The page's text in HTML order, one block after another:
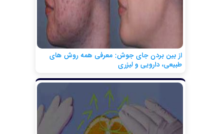
از بین بردن جای جوش: معرفی همه روش های
طبیعی، دارویی و لیزری